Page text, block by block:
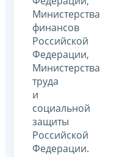
Министерства
финансов
Российской
Федерации,
Министерства
труда
и
социальной
защиты
Российской
Федерации.